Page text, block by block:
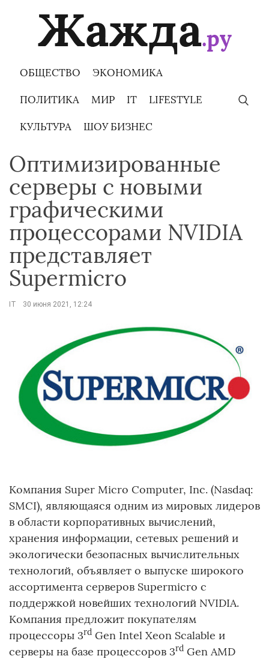
ОБЩЕСТВО ЭКОНОМИКА
ПОЛИТИКА МИР IT LIFESTYLE
КУЛЬТУРА ШОУ БИЗНЕС
Оптимизированные
серверы с новыми
графическими
процессорами NVIDIA
представляет
Supermicro
IT 30 июня 2021, 12:24
Компания Super Micro Computer, Inc. (Nasdaq:
SMCI), являющаяся одним из мировых лидеров
в области корпоративных вычислений,
хранения информации, сетевых решений и
экологически безопасных вычислительных
технологий, объявляет о выпуске широкого
ассортимента серверов Supermicro с
поддержкой новейших технологий NVIDIA.
Компания предложит покупателям
процессоры 3rd Gen Intel Xeon Scalable и
серверы на базе процессоров 3rd Gen AMD